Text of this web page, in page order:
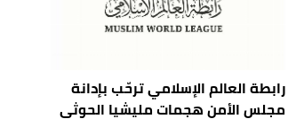
رابطة العالم الإسلامي ترحّب بإدانة
مجلس الأمن هجمات مليشيا الحوثي